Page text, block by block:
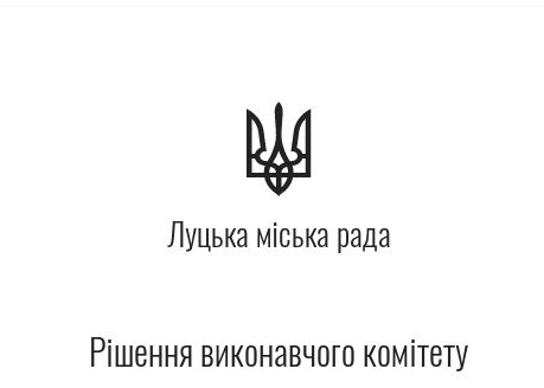
Луцька міська рада
Рішення виконавчого комітету